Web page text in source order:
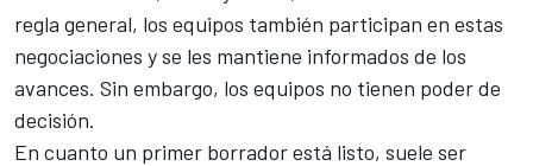
regla general, los equipos también participan en estas
negociaciones y se les mantiene informados de los
avances. Sin embargo, los equipos no tienen poder de
decisión.
En cuanto un primer borrador está listo, suele ser